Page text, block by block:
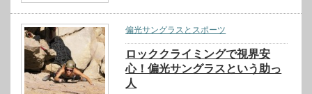
偏光サングラスとスポーツ
ロッククライミングで視界安
心！偏光サングラスという助っ
人